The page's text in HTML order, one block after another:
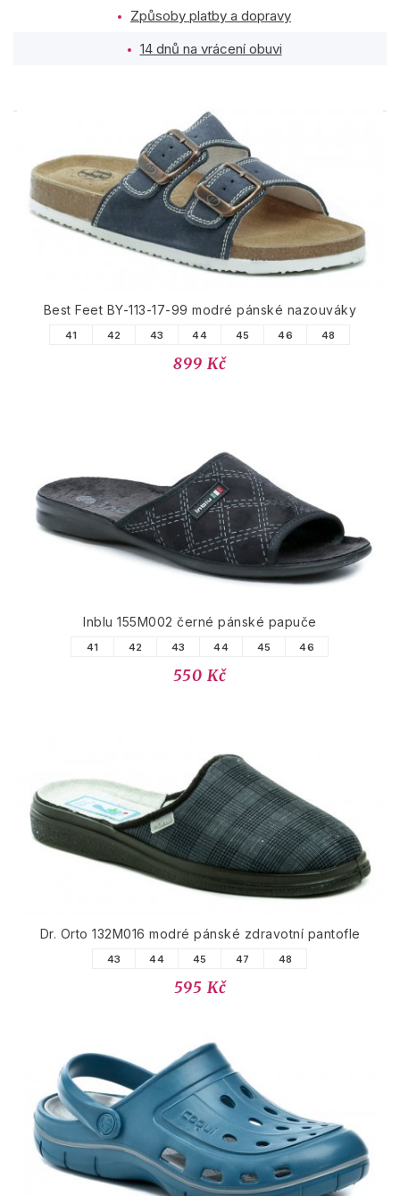
Způsoby platby a dopravy
14 dnů na vrácení obuvi
PODOBNÉ PRODUKTY
Best Feet BY-113-17-99 modré pánské nazouváky
41 42 43 44 45 46 48
899 Kč
Inblu 155M002 černé pánské papuče
41 42 43 44 45 46
550 Kč
Dr. Orto 132M016 modré pánské zdravotní pantofle
43 44 45 47 48
595 Kč